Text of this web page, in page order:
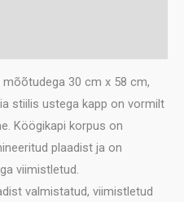
30 cm x 58 cm,
stiilis ustega kapp on vormilt
Köögikapi korpus on
plaadist ja on
viimistletud.
valmistatud, viimistletud